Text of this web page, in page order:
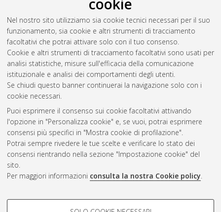
cookie
Nel nostro sito utilizziamo sia cookie tecnici necessari per il suo
funzionamento, sia cookie e altri strumenti di tracciamento
facoltativi che potrai attivare solo con il tuo consenso.
Cookie e altri strumenti di tracciamento facoltativi sono usati per
analisi statistiche, misure sull'efficacia della comunicazione
istituzionale e analisi dei comportamenti degli utenti.
Se chiudi questo banner continuerai la navigazione solo con i
cookie necessari.
Puoi esprimere il consenso sui cookie facoltativi attivando
l'opzione in "Personalizza cookie" e, se vuoi, potrai esprimere
consensi più specifici in "Mostra cookie di profilazione".
Potrai sempre rivedere le tue scelte e verificare lo stato dei
consensi rientrando nella sezione "Impostazione cookie" del
sito.
Per maggiori informazioni consulta la nostra Cookie policy.
COOKIE DI PROFILAZIONE -
Vedi altre statistiche
Gestione del documento:
Atom
Rss
2.0
AMS Acta
ISSN: 2038-7954
re3data.org -
doi.org/10.17616/R3P19R
Servizio implementato e
Impostazioni Cookie